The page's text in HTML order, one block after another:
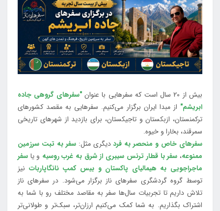
بیش از 20 سال است که سفرهایی با عنوان
"سفرهای گروهی جاده
ابریشم" از مبدا ایران برگزار می‌کنیم. سفرهایی به مقصد کشورهای
ترکمنستان، ازبکستان و تاجیکستان، برای بازدید از شهرهای تاریخی
سمرقند، بخارا و خیوه.
سفرهای خاص و منحصر به فرددیگری مثل:سفر به تبت سرزمین
ممنوعه، سفر با قطار ترنس سیبری از شرق به غرب روسیه و یا سفر
ماجراجویی به هیمالیای پاکستان و بیس کمپ نانگاپاربات نیز
توسط گروه گردشگری سفرهای ناز برگزار می‌شود. در سفرهای ناز
تلاش داریم تا تجربیات سال‌ها سفر به مقاصد مختلف رو با شما به
اشتراک بگذاریم. به شما کمک می‌کنیم ارزان‌تر، سبک‌تر و طولانی‌تر